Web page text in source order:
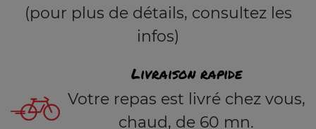
(pour plus de détails, consultez les
infos)
Livraison rapide
Votre repas est livré chez vous,
chaud, de 60 mn.